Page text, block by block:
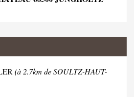
(à 2.7km de SOULTZ-HAUT-